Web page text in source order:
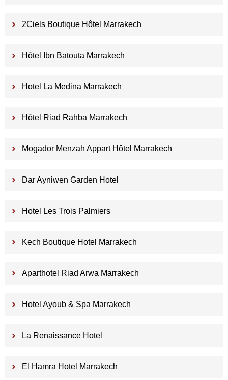
2Ciels Boutique Hôtel Marrakech
Hôtel Ibn Batouta Marrakech
Hotel La Medina Marrakech
Hôtel Riad Rahba Marrakech
Mogador Menzah Appart Hôtel Marrakech
Dar Ayniwen Garden Hotel
Hotel Les Trois Palmiers
Kech Boutique Hotel Marrakech
Aparthotel Riad Arwa Marrakech
Hotel Ayoub & Spa Marrakech
La Renaissance Hotel
El Hamra Hotel Marrakech